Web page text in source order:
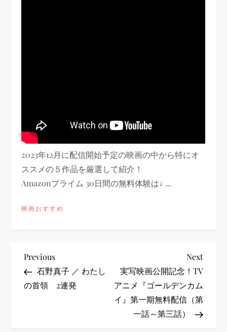
2023年12月に配信開始予定の映画の中から特にオ
ススメの５作品を厳選して紹介！
Amazonプライム 30日間の無料体験は↓ ...
映画おすすめ
投
稿
Previous
Post
Previous
石野真子 ／ わたし
の首領 2連発
Next
Post
Next
実写映画公開記念！TV
アニメ『ゴールデンカム
イ』第一期無料配信（第
一話～第三話）